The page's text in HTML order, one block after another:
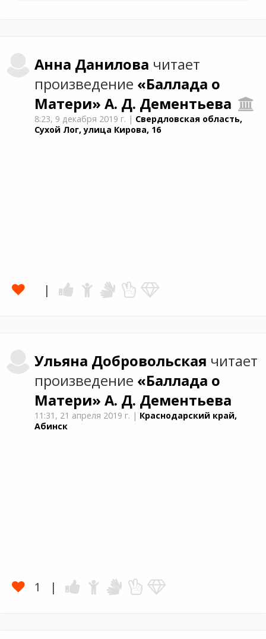
Анна Данилова читает
произведение «Баллада о
Матери»А. Д. Дементьевa
8:23, 9 декабря 2019 г. | Свердловская область,
Сухой Лог, улица Кирова, 16
Ульяна Добровольская читает
произведение «Баллада о
Матери»А. Д. Дементьевa
11:31, 21 апреля 2019 г. | Краснодарский край,
Абинск
1